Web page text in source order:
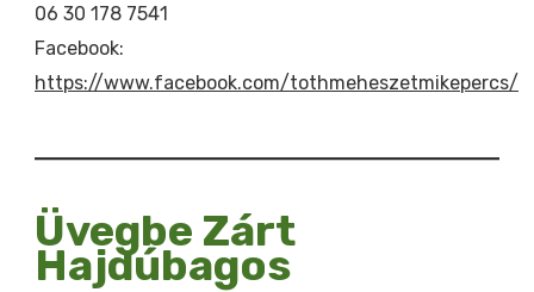
06 30 178 7541
Facebook:
https://www.facebook.com/tothmeheszetmikepercs/
Üvegbe Zárt
Hajdúbagos